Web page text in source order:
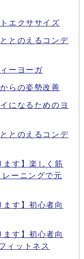
エクササイズ
とのえるコンデ
ーヨーガ
らの姿勢改善
になるためのヨ
とのえるコンデ
ます】楽しく筋
ーニングで元
ます】初心者向
ます】初心者向
ィットネス